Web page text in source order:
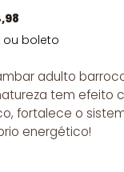
ou boleto
adulto
tem efeito
fortalece o
energético!